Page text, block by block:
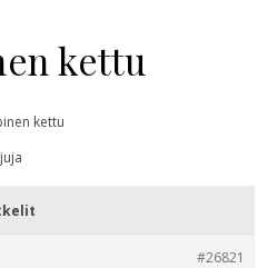
kettu
kettu
#26821